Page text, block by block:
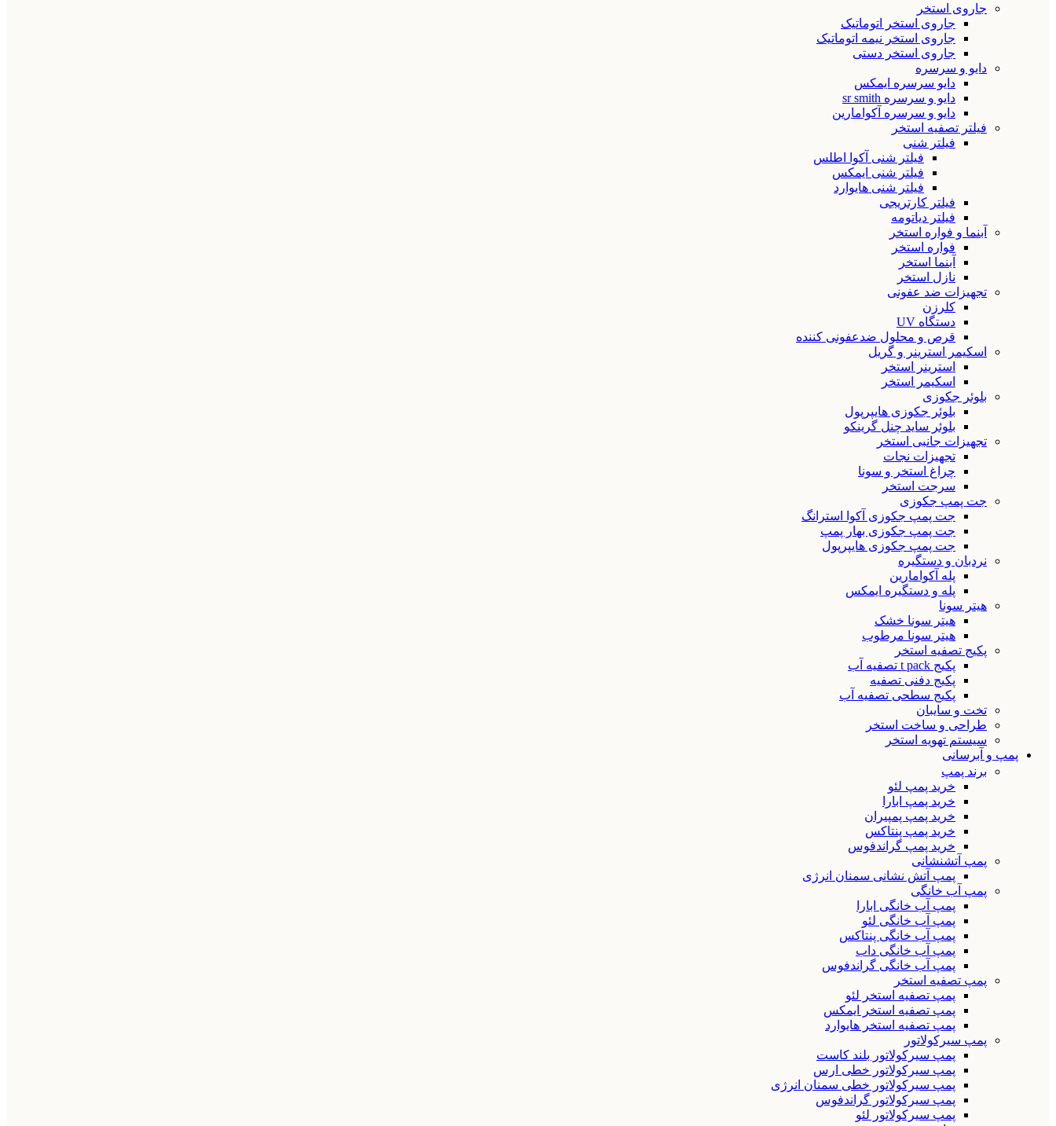
جاروی استخر
جاروی استخر اتوماتیک
جاروی استخر نیمه اتوماتیک
جاروی استخر دستی
دایو و سرسره
دایو سرسره ایمکس
دایو و سرسره sr smith
دایو و سرسره آکوامارین
فیلتر تصفیه استخر
فیلتر شنی
فیلتر شنی آکوا اطلس
فیلتر شنی ایمکس
فیلتر شنی هایوارد
فیلتر کارتریجی
فیلتر دیاتومه
آبنما و فواره استخر
فواره استخر
آبنما استخر
نازل استخر
تجهیزات ضد عفونی
کلرزن
دستگاه UV
قرص و محلول ضدعفونی کننده
اسکیمر استرینر و گریل
استرینر استخر
اسکیمر استخر
بلوئر جکوزی
بلوئر جکوزی هایپرپول
بلوئر ساید چنل گرینکو
تجهیزات جانبی استخر
تجهیزات نجات
چراغ استخر و سونا
سرجت استخر
جت پمپ جکوزی
جت پمپ جکوزی آکوا استرانگ
جت پمپ جکوزی بهار پمپ
جت پمپ جکوزی هایپرپول
نردبان و دستگیره
پله آکوامارین
پله و دستگیره ایمکس
هیتر سونا
هیتر سونا خشک
هیتر سونا مرطوب
پکیج تصفیه استخر
پکیج t pack تصفیه آب
پکیج دفنی تصفیه
پکیج سطحی تصفیه آب
تخت و سایبان
طراحی و ساخت استخر
سیستم تهویه استخر
پمپ و آبرسانی
برند پمپ
خرید پمپ لئو
خرید پمپ ابارا
خرید پمپ پمپیران
خرید پمپ پنتاکس
خرید پمپ گراندفوس
پمپ آتشنشانی
پمپ آتش نشانی سمنان انرژی
پمپ آب خانگی
پمپ آب خانگی ابارا
پمپ آب خانگی لئو
پمپ آب خانگی پنتاکس
پمپ آب خانگی داب
پمپ آب خانگی گراندفوس
پمپ تصفیه استخر
پمپ تصفیه استخر لئو
پمپ تصفیه استخر ایمکس
پمپ تصفیه استخر هایوارد
پمپ سیرکولاتور
پمپ سیرکولاتور بلند کاست
پمپ سیرکولاتور خطی ارس
پمپ سیرکولاتور خطی سمنان انرژی
پمپ سیرکولاتور گراندفوس
پمپ سیرکولاتور لئو